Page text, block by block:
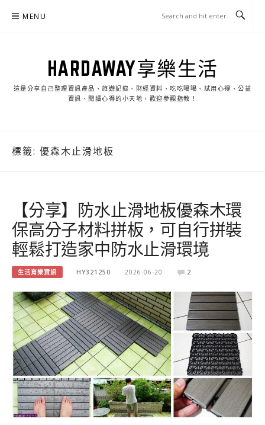
MENU
HARDAWAY享樂生活
這是分享自己整理資訊產品、旅遊記錄、財經資料、吃吃喝喝、試用心得、公益
資訊、閱讀心得的小天地，歡迎參觀指教！
標籤: 優森木止滑地板
【分享】防水止滑地板優森木環
保高分子材料拼板，可自行拼裝
輕鬆打造家中防水止滑環境
生活育樂資訊 HY321250 2026-06-20 2